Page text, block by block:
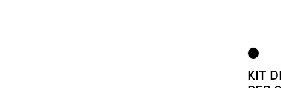
KIT